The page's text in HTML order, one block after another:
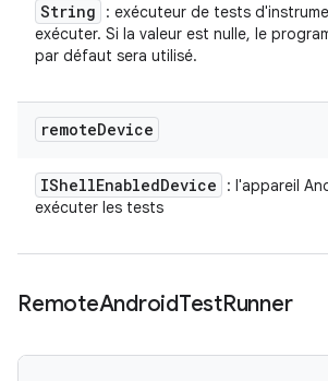
String
: exécuteur de tests
exécuter. Si la valeur est nulle, le
par défaut sera utilisé.
remoteDevice
IShellEnabledDevice
: l'appareil
exécuter les tests
RemoteAndroidTestRunner